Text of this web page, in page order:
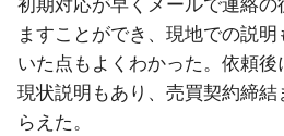
ますことができ、現地での説
いた点もよくわかった。依頼
現状説明もあり、売買契約締
らえた。